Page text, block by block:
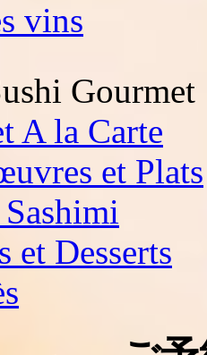
vins
Gourmet
A la Carte
et Plats
et Desserts